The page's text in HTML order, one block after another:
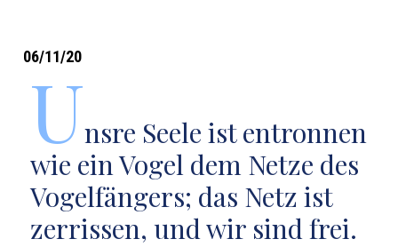
06/11/20
Unsre Seele ist entronnen
wie ein Vogel dem Netze des
Vogelfängers; das Netz ist
zerrissen, und wir sind frei.